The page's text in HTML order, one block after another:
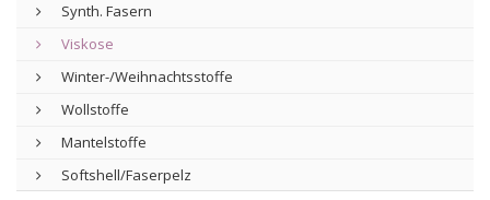
Synth. Fasern
Viskose
Winter-/Weihnachtsstoffe
Wollstoffe
Mantelstoffe
Softshell/Faserpelz